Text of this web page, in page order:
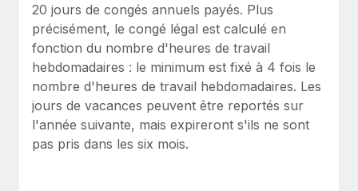
Contrôles d’antécédents
Simplifiez vos processus de présélection des
candidats
Remote Watchtower
Gardez un temps d’avance sur les risques en
matière de conformité
ÉTUDES DE CAS
Comment Weaviate, l'as de l'IA, a développé
ses effectifs de 120 % avec Remote
Weaviate en bref Weaviate crée des infrastructures open
source et AI-first. Sa mission est...
Voir toutes les ressources
BLOG
Paie multipays
EOR et PEO
20 jours de congés annuels payés. Plus
précisément, le congé légal est calculé en
fonction du nombre d'heures de travail
hebdomadaires : le minimum est fixé à 4 fois le
nombre d'heures de travail hebdomadaires. Les
jours de vacances peuvent être reportés sur
l'année suivante, mais expireront s'ils ne sont
pas pris dans les six mois.